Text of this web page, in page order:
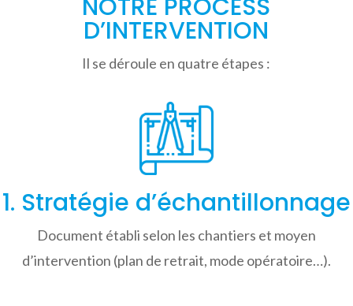
NOTRE PROCESS
D’INTERVENTION
Il se déroule en quatre étapes :
1. Stratégie d’échantillonnage
Document établi selon les chantiers et moyen
d’intervention (plan de retrait, mode opératoire…).